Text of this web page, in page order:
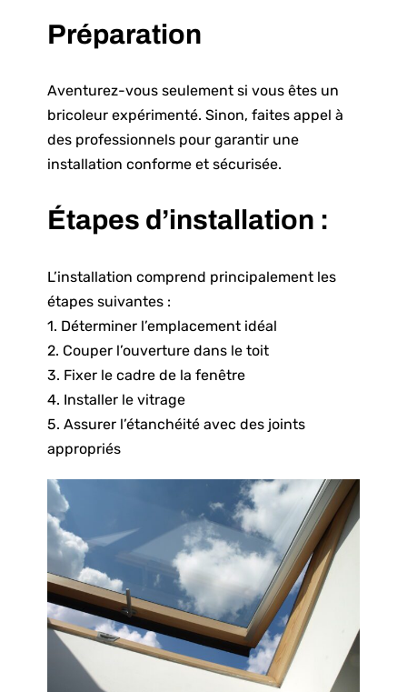
Préparation
Aventurez-vous seulement si vous êtes un
bricoleur expérimenté. Sinon, faites appel à
des professionnels pour garantir une
installation conforme et sécurisée.
Étapes d’installation :
L’installation comprend principalement les
étapes suivantes :
1. Déterminer l’emplacement idéal
2. Couper l’ouverture dans le toit
3. Fixer le cadre de la fenêtre
4. Installer le vitrage
5. Assurer l’étanchéité avec des joints
appropriés